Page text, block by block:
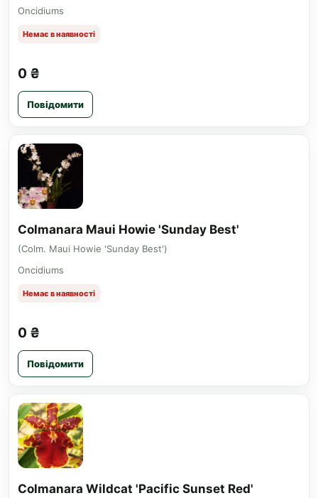
Oncidiums
Немає в наявності
0 ₴
Повідомити
Colmanara Maui Howie 'Sunday Best'
(Colm. Maui Howie 'Sunday Best')
Oncidiums
Немає в наявності
0 ₴
Повідомити
Colmanara Wildcat 'Pacific Sunset Red'